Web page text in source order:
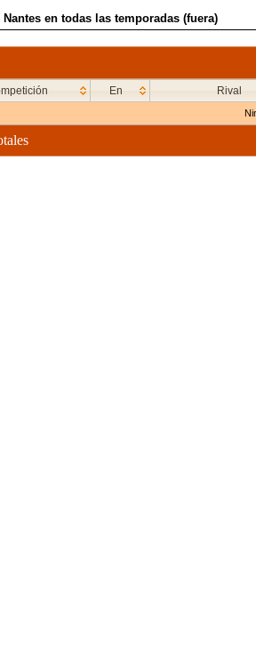
en todas las temporadas (fuera)
En Rival